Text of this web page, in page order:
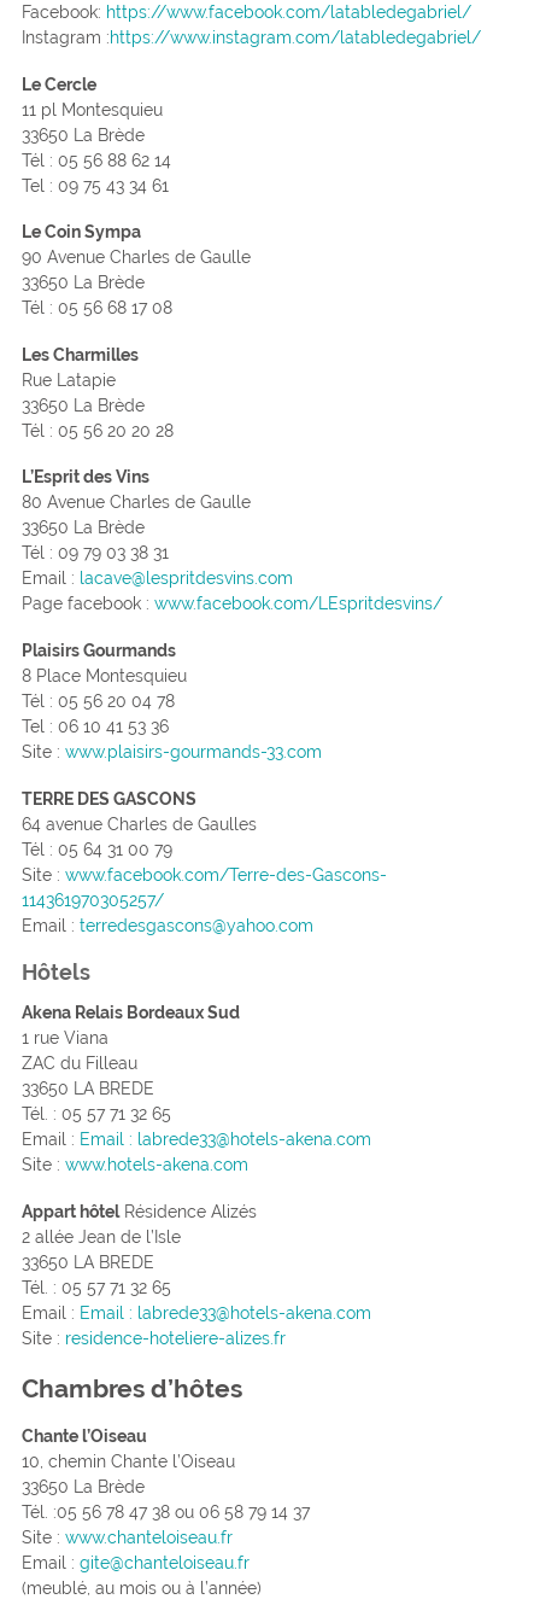
Facebook: https://www.facebook.com/latabledegabriel/
Instagram :https://www.instagram.com/latabledegabriel/
Le Cercle
11 pl Montesquieu
33650 La Brède
Tél : 05 56 88 62 14
Tel : 09 75 43 34 61
Le Coin Sympa
90 Avenue Charles de Gaulle
33650 La Brède
Tél : 05 56 68 17 08
Les Charmilles
Rue Latapie
33650 La Brède
Tél : 05 56 20 20 28
L’Esprit des Vins
80 Avenue Charles de Gaulle
33650 La Brède
Tél : 09 79 03 38 31
Email : lacave@lespritdesvins.com
Page facebook : www.facebook.com/LEspritdesvins/
Plaisirs Gourmands
8 Place Montesquieu
Tél : 05 56 20 04 78
Tel : 06 10 41 53 36
Site : www.plaisirs-gourmands-33.com
TERRE DES GASCONS
64 avenue Charles de Gaulles
Tél : 05 64 31 00 79
Site : www.facebook.com/Terre-des-Gascons-
114361970305257/
Email : terredesgascons@yahoo.com
Hôtels
Akena Relais Bordeaux Sud
1 rue Viana
ZAC du Filleau
33650 LA BREDE
Tél. : 05 57 71 32 65
Email : Email : labrede33@hotels-akena.com
Site : www.hotels-akena.com
Appart hôtelRésidence Alizés
2 allée Jean de l’Isle
33650 LA BREDE
Tél. : 05 57 71 32 65
Email : Email : labrede33@hotels-akena.com
Site : residence-hoteliere-alizes.fr
Chambres d’hôtes
Chante l’Oiseau
10, chemin Chante l’Oiseau
33650 La Brède
Tél. :05 56 78 47 38 ou 06 58 79 14 37
Site : www.chanteloiseau.fr
Email : gite@chanteloiseau.fr
(meublé, au mois ou à l’année)